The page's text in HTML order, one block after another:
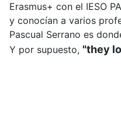
Erasmus+ con el IESO
y conocían a varios
Pascual Serrano es
Y por supuesto, "they